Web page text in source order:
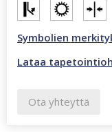
Symbolien
Lataa
Ota yhteyttä